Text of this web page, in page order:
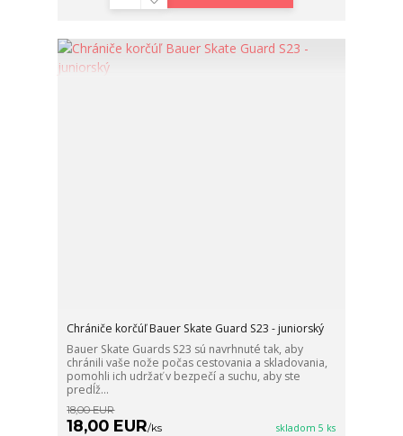
Chrániče korčúľ Bauer Skate Guard S23 - juniorský
Bauer Skate Guards S23 sú navrhnuté tak, aby
chránili vaše nože počas cestovania a skladovania,
pomohli ich udržať v bezpečí a suchu, aby ste
predĺž...
18,00 EUR
18,00 EUR/ks skladom 5 ks